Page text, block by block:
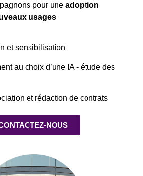
pour une adoption
usages.
et sensibilisation
au choix d’une IA - étude des
et rédaction de contrats
NOUS